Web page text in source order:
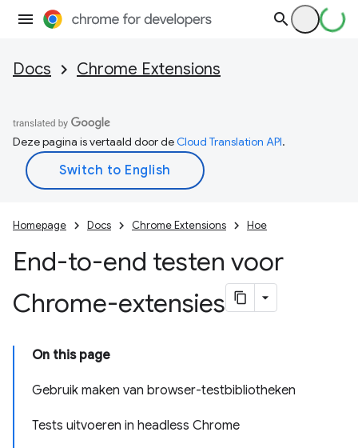
Docs Chrome Extensions
Deze pagina is vertaald door deCloud Translation API.
Homepage Docs Chrome Extensions Hoe
End-to-end testen voor
Chrome-extensies
On this page
Gebruik maken van browser-testbibliotheken
Tests uitvoeren in headless Chrome